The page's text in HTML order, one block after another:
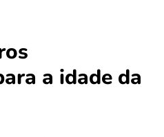
a idade da